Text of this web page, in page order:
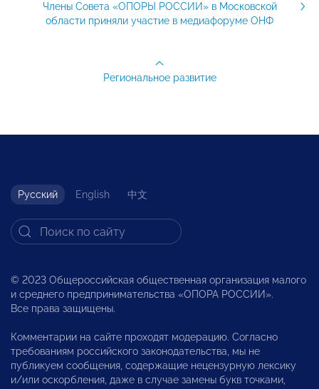
Члены Совета «ОПОРЫ РОССИИ» в Московской
области приняли участие в медиафоруме ОНФ
Региональное развитие
Русский English 中文
© 2023 Общероссийская общественная организация малого
и среднего предпринимательства «ОПОРА РОССИИ».
Все права защищены.
Комментарии на сайте проходят модерацию. Согласно
требованиям российского законодательства, мы не
публикуем сообщения, содержащие нецензурную лексику
и/или оскорбления, даже в случае замены букв точками,